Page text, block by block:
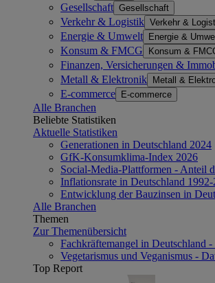
Gesellschaft Gesellschaft
Verkehr & Logistik Verkehr &
Energie & Umwelt Energie &
Konsum & FMCG Konsum &
Finanzen, Versicherungen &
Metall & Elektronik Metall &
E-commerce E-commerce
Alle Branchen
Beliebte Statistiken
Aktuelle Statistiken
Generationen in Deutschland 2024
GfK-Konsumklima-Index 2026
Social-Media-Plattformen - Anteil
Inflationsrate in Deutschland
Entwicklung der Bauzinsen in
Alle Branchen
Themen
Zur Themenübersicht
Fachkräftemangel in Deutschland
Vegetarismus und Veganismus -
Top Report